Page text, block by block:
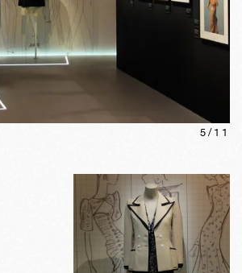
5/ 11